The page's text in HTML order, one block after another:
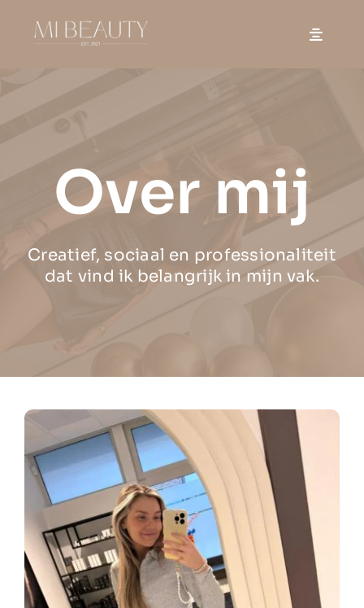
Over mij
Creatief, sociaal en professionaliteit
dat vind ik belangrijk in mijn vak.